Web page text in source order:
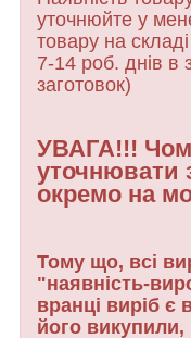
уточнюйте у
товару на
7-14 роб. днів в
заготовок)
УВАГА!!!
уточнювати
окремо на
Тому що, всі
"наявність-
вранці виріб є
його викупили,